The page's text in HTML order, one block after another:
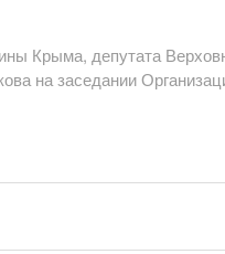
Крыма, депутата
на заседании